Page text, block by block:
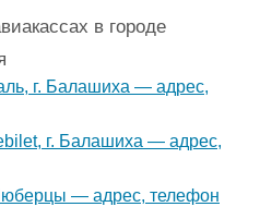
в городе
г. Балашиха — адрес,
г. Балашиха — адрес,
— адрес, телефон